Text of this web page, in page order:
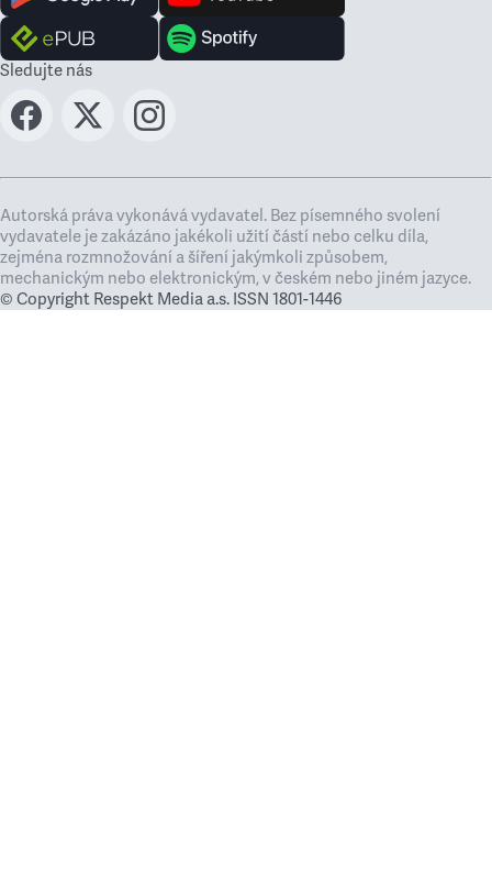
Sledujte nás
Autorská práva vykonává vydavatel. Bez písemného svolení
vydavatele je zakázáno jakékoli užití částí nebo celku díla,
zejména rozmnožování a šíření jakýmkoli způsobem,
mechanickým nebo elektronickým, v českém nebo jiném jazyce.
© Copyright Respekt Media a.s. ISSN 1801-1446